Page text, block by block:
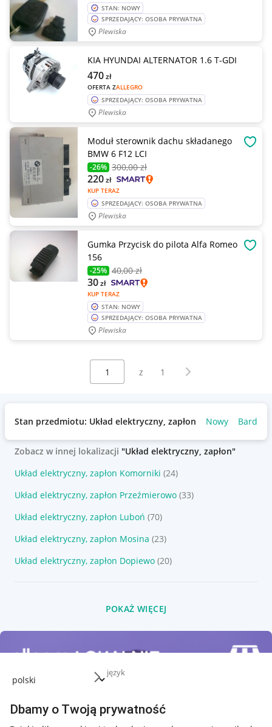
język
Dbamy o Twoją prywatność
STAN: NOWY
SPRZEDAJĄCY: OSOBA PRYWATNA
Plewiska
KIA HYUNDAI ALTERNATOR 1.6 T-GDI
OFERTA ZALLEGRO
470zł
SPRZEDAJĄCY: OSOBA PRYWATNA
Plewiska
Moduł sterownik dachu składanego
BMW 6 F12 LCI
-26% 300,00 zł
KUP TERAZ
220zł
SPRZEDAJĄCY: OSOBA PRYWATNA
Plewiska
Gumka Przycisk do pilota Alfa Romeo
156
-25% 40,00 zł
KUP TERAZ
30zł
STAN: NOWY
SPRZEDAJĄCY: OSOBA PRYWATNA
Plewiska
Wybierz stronę:
z 1 Następna strona
Stan przedmiotu: Układ elektryczny, zapłon Nowy Bardzo
Zobacz w innej lokalizacji "Układ elektryczny, zapłon"
Układ elektryczny, zapłon Komorniki (24)
Układ elektryczny, zapłon Przeźmierowo (33)
Układ elektryczny, zapłon Luboń (70)
Układ elektryczny, zapłon Mosina (23)
Układ elektryczny, zapłon Dopiewo (20)
POKAŻ WIĘCEJ